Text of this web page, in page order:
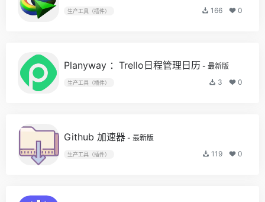
生产工具（插件） 166 0
Planyway ：Trello日程管理日历 - 最新版
生产工具（插件） 3 0
Github 加速器 - 最新版
生产工具（插件） 119 0